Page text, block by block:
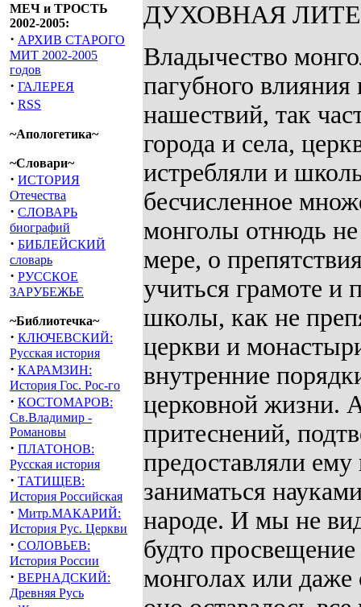
МЕЧ и ТРОСТЬ
2002-2005:
· АРХИВ СТАРОГО
МИТ 2002-2005
годов
· ГАЛЕРЕЯ
· RSS
~Апологетика~
~Словари~
· ИСТОРИЯ
Отечества
· СЛОВАРЬ
биографий
· БИБЛЕЙСКИЙ
словарь
· РУССКОЕ
ЗАРУБЕЖЬЕ
~Библиотечка~
· КЛЮЧЕВСКИЙ:
Русская история
· КАРАМЗИН:
История Гос. Рос-го
· КОСТОМАРОВ:
Св.Владимир -
Романовы
· ПЛАТОНОВ:
Русская история
· ТАТИЩЕВ:
История Российская
· Митр.МАКАРИЙ:
История Рус. Церкви
· СОЛОВЬЕВ:
История России
· ВЕРНАДСКИЙ:
Древняя Русь
ДУХОВНАЯ
Владычество
пагубного
нашествий, так
города и села,
истребляли и
бесчисленное
монголы отнюдь не
мере, о
учиться грамоте и
школы, как не
церкви и
внутренние
церковной жизни.
притеснений,
предоставляли
заниматься
народе. И мы не
будто
монголах или даже